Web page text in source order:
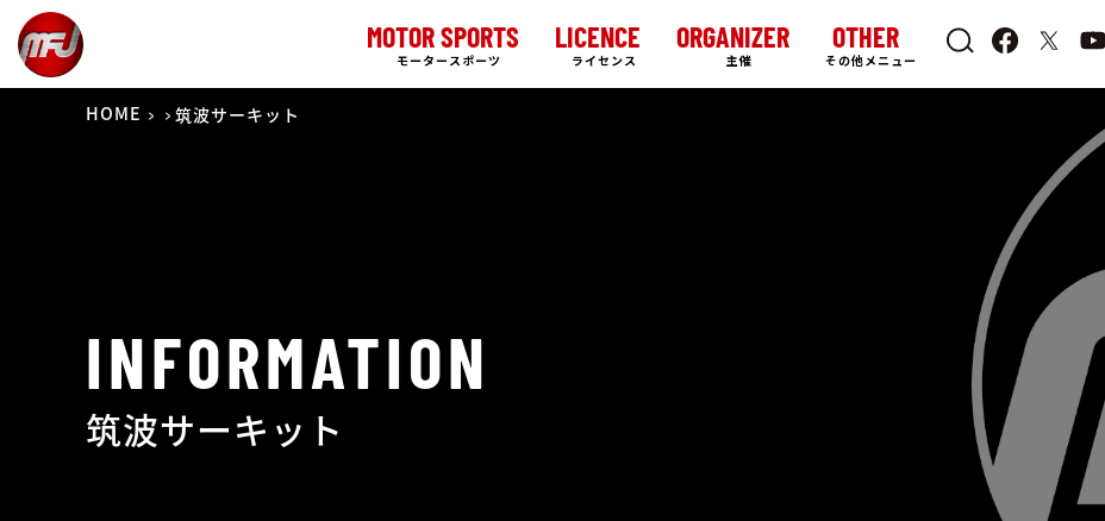
MOTOR SPORTS
モータースポーツ
LICENCE
ライセンス
ORGANIZER
主催
OTHER
その他メニュー
HOME 筑波サーキット
INFORMATION
筑波サーキット